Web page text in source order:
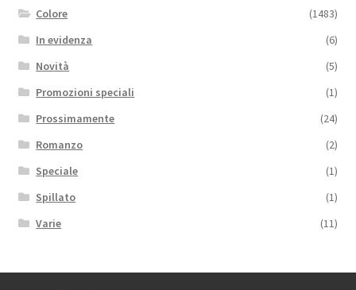
Colore
(1483)
In evidenza
(6)
Novità
(5)
Promozioni speciali
(1)
Prossimamente
(24)
Romanzo
(2)
Speciale
(1)
Spillato
(1)
Varie
(11)